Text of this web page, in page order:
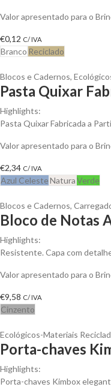
Valor apresentado para o
€0,12 C/ IVA
Branco Reciclado
Blocos e Cadernos,
Pasta Quixar
Highlights:
Pasta Quixar Fabricada a
Valor apresentado para o
€2,34 C/ IVA
Azul CelesteNaturaVerde
Blocos e Cadernos,
Bloco de Notas
Highlights:
Resistente. Capa com
Valor apresentado para o
€9,58 C/ IVA
Cinzento
Ecológicos-Materiais
Porta-chaves
Highlights:
Porta-chaves Kimbox